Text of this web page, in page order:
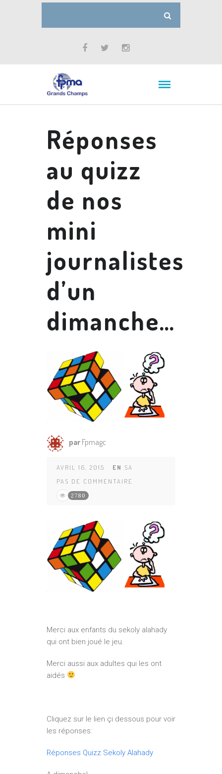
Réponses
au quizz
de nos
mini
journalistes
d’un
dimanche…
par Fpmagc
AVRIL 16, 2015 EN SA
PAS DE COMMENTAIRE
2780
Merci aux enfants du sekoly alahady
qui ont bien joué le jeu.
Merci aussi aux adultes qui les ont
aidés
Cliquez sur le lien çi dessous pour voir
les réponses:
Réponses Quizz Sekoly Alahady